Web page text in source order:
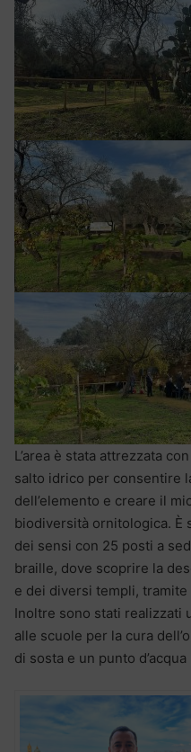
L’area è stata attrezzata
salto idrico per consentire
dell’elemento e creare il
biodiversità ornitologica. È
dei sensi con 25 posti a
braille, dove scoprire la
e dei diversi templi,
Inoltre sono stati realizzati
alle scuole per la cura
di sosta e un punto